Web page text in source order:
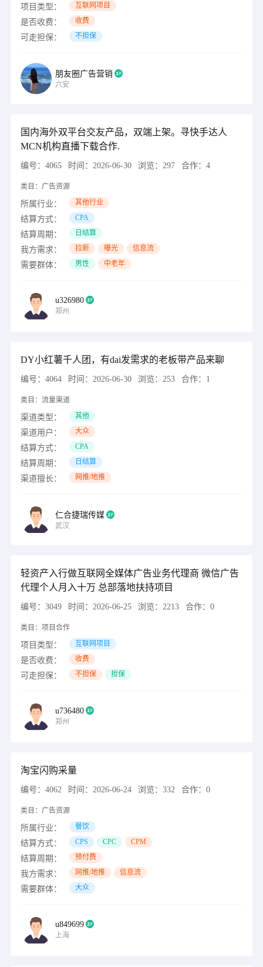
项目类型： 互联网项目
是否收费： 收费
可走担保： 不担保
朋友圈广告营销
六安
国内海外双平台交友产品，双端上架。寻快手达人
MCN机构直播下载合作.
编号： 4065 时间： 2026-06-30 浏览： 297 合作： 4
类目： 广告资源
所属行业： 其他行业
结算方式： CPA
结算周期： 日结算
我方需求： 拉新 曝光 信息流
需要群体： 男性 中老年
u326980
郑州
DY小红薯千人团，有dai发需求的老板带产品来聊
编号： 4064 时间： 2026-06-30 浏览： 253 合作： 1
类目： 流量渠道
渠道类型： 其他
渠道用户： 大众
结算方式： CPA
结算周期： 日结算
渠道擅长： 网推/地推
仁合捷瑞传媒
武汉
轻资产入行做互联网全媒体广告业务代理商 微信广告
代理个人月入十万 总部落地扶持项目
编号： 3049 时间： 2026-06-25 浏览： 2213 合作： 0
类目： 项目合作
项目类型： 互联网项目
是否收费： 收费
可走担保： 不担保 担保
u736480
郑州
淘宝闪购采量
编号： 4062 时间： 2026-06-24 浏览： 332 合作： 0
类目： 广告资源
所属行业： 餐饮
结算方式： CPS CPC CPM
结算周期： 预付费
我方需求： 网推/地推 信息流
需要群体： 大众
u849699
上海